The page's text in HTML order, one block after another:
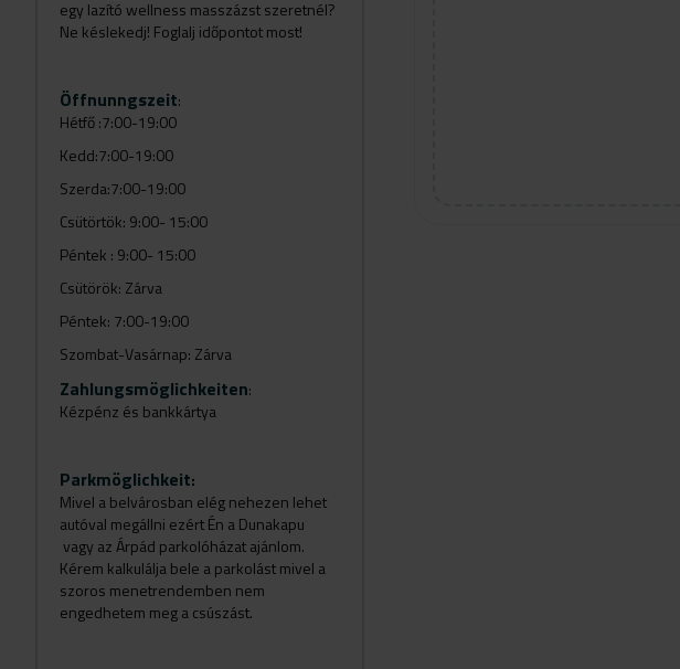
egy lazító wellness masszázst szeretnél?
Ne késlekedj! Foglalj időpontot most!
Öffnunngszeit:
Hétfő :7:00-19:00
Kedd:7:00-19:00
Szerda:7:00-19:00
Csütörtök: 9:00- 15:00
Péntek : 9:00- 15:00
Csütörök: Zárva
Péntek: 7:00-19:00
Szombat-Vasárnap: Zárva
Zahlungsmöglichkeiten:
Kézpénz és bankkártya
Parkmöglichkeit:
Mivel a belvárosban elég nehezen lehet
autóval megállni ezért Én a Dunakapu
vagy az Árpád parkolóházat ajánlom.
Kérem kalkulálja bele a parkolást mivel a
szoros menetrendemben nem
engedhetem meg a csúszást.